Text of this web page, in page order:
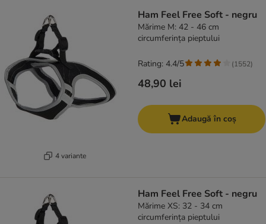
4 variante
Ham Feel Free Soft - negru
Mărime M: 42 - 46 cm
circumferința pieptului
48,90 lei
Rating: 4.4/5 (1552)
Adaugă în coș
Ham Feel Free Soft - negru
Mărime XS: 32 - 34 cm
circumferința pieptului